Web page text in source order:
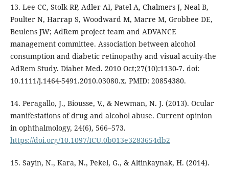
13. Lee CC, Stolk RP, Adler AI, Patel A, Chalmers J, Neal B,
Poulter N, Harrap S, Woodward M, Marre M, Grobbee DE,
Beulens JW; AdRem project team and ADVANCE
management committee. Association between alcohol
consumption and diabetic retinopathy and visual acuity-the
AdRem Study. Diabet Med. 2010 Oct;27(10):1130-7. doi:
10.1111/j.1464-5491.2010.03080.x. PMID: 20854380.
14. Peragallo, J., Biousse, V., & Newman, N. J. (2013). Ocular
manifestations of drug and alcohol abuse. Current opinion
in ophthalmology, 24(6), 566–573.
https://doi.org/10.1097/ICU.0b013e3283654db2
15. Sayin, N., Kara, N., Pekel, G., & Altinkaynak, H. (2014).